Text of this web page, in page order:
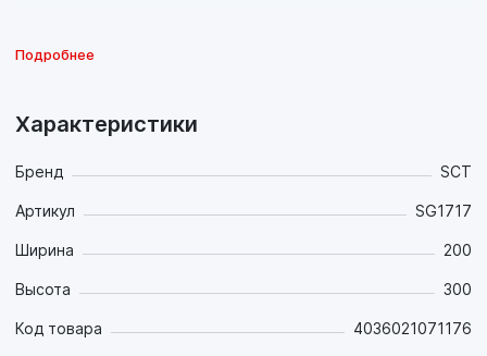
Подробнее
Характеристики
Бренд SCT
Артикул SG1717
Ширина 200
Высота 300
Код товара 4036021071176